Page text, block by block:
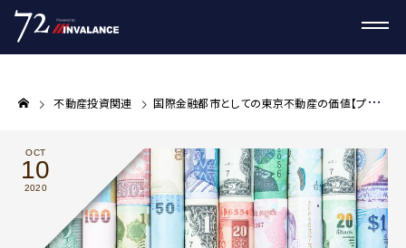
不動産投資関連 国際金融都市としての東京不動産の価値【プロが教える不動産投資コラム】
OCT
10
2020